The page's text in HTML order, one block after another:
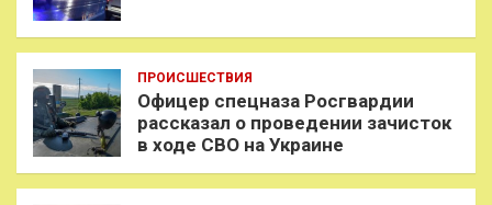
ПРОИСШЕСТВИЯ
Офицер спецназа Росгвардии
рассказал о проведении зачисток
в ходе СВО на Украине